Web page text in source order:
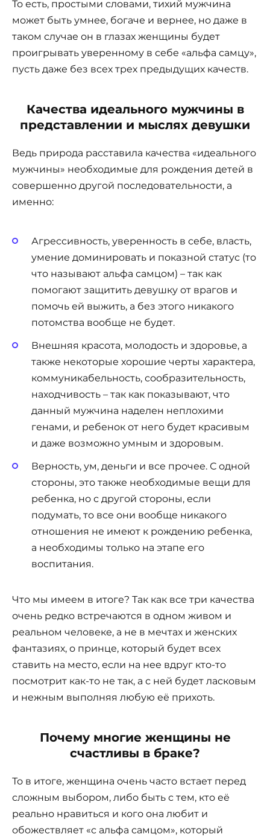
То есть, простыми словами, тихий мужчина
может быть умнее, богаче и вернее, но даже в
таком случае он в глазах женщины будет
проигрывать уверенному в себе «альфа самцу»,
пусть даже без всех трех предыдущих качеств.
Качества идеального мужчины в
представлении и мыслях девушки
Ведь природа расставила качества «идеального
мужчины» необходимые для рождения детей в
совершенно другой последовательности, а
именно:
Агрессивность, уверенность в себе, власть,
умение доминировать и показной статус (то
что называют альфа самцом) – так как
помогают защитить девушку от врагов и
помочь ей выжить, а без этого никакого
потомства вообще не будет.
Внешняя красота, молодость и здоровье, а
также некоторые хорошие черты характера,
коммуникабельность, сообразительность,
находчивость – так как показывают, что
данный мужчина наделен неплохими
генами, и ребенок от него будет красивым
и даже возможно умным и здоровым.
Верность, ум, деньги и все прочее. С одной
стороны, это также необходимые вещи для
ребенка, но с другой стороны, если
подумать, то все они вообще никакого
отношения не имеют к рождению ребенка,
а необходимы только на этапе его
воспитания.
Что мы имеем в итоге? Так как все три качества
очень редко встречаются в одном живом и
реальном человеке, а не в мечтах и женских
фантазиях, о принце, который будет всех
ставить на место, если на нее вдруг кто-то
посмотрит как-то не так, а с ней будет ласковым
и нежным выполняя любую её прихоть.
Почему многие женщины не
счастливы в браке?
То в итоге, женщина очень часто встает перед
сложным выбором, либо быть с тем, кто её
реально нравиться и кого она любит и
обожествляет «с альфа самцом», который